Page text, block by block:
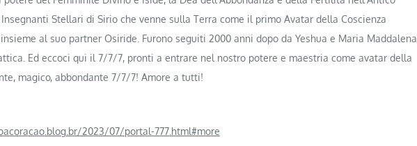
Stellari di Sirio che venne sulla Terra come il primo Avatar della Coscienza
al suo partner Osiride. Furono seguiti 2000 anni dopo da Yeshua e Maria Maddalena
Ed eccoci qui il 7/7/7, pronti a entrare nel nostro potere e maestria come avatar della
magico, abbondante 7/7/7! Amore a tutti!
2023/07/portal-777.html#more